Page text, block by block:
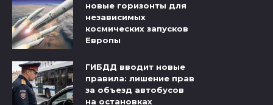
новые горизонты для
независимых
космических запусков
Европы
ГИБДД вводит новые
правила: лишение прав
за объезд автобусов
на остановках